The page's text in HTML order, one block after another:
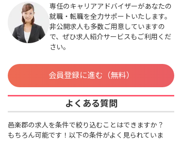
専任のキャリアアドバイザーがあなたの
就職・転職を全力サポートいたします。
非公開求人も多数ご用意していますの
で、ぜひ求人紹介サービスもご利用くだ
さい。
会員登録に進む（無料）
よくある質問
邑楽郡の求人を条件で絞り込むことはできますか？
もちろん可能です！以下の条件がよく見られていま